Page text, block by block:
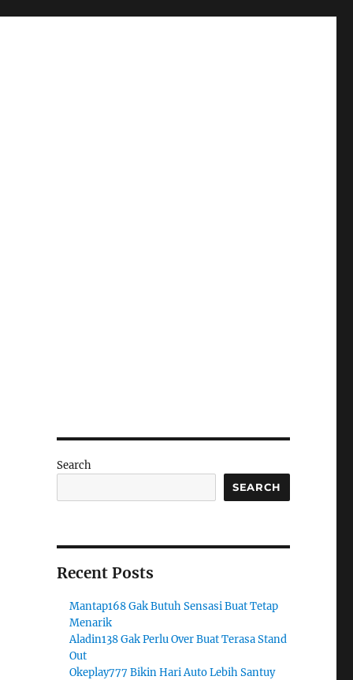
Search
SEARCH
Recent Posts
Mantap168 Gak Butuh Sensasi Buat Tetap
Menarik
Aladin138 Gak Perlu Over Buat Terasa Stand
Out
Okeplay777 Bikin Hari Auto Lebih Santuy